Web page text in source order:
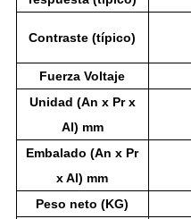
Contraste (típico)
Fuerza Voltaje
Unidad (An x Pr x
Al) mm
Embalado (An x Pr
x Al) mm
Peso neto (KG)